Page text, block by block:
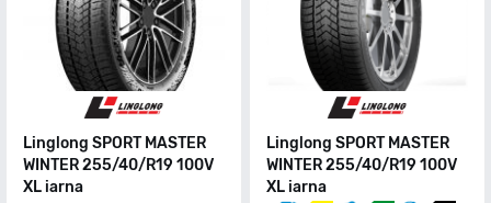
Linglong SPORT MASTER
WINTER 255/40/R19 100V
XL iarna
Linglong SPORT MASTER
WINTER 255/40/R19 100V
XL iarna